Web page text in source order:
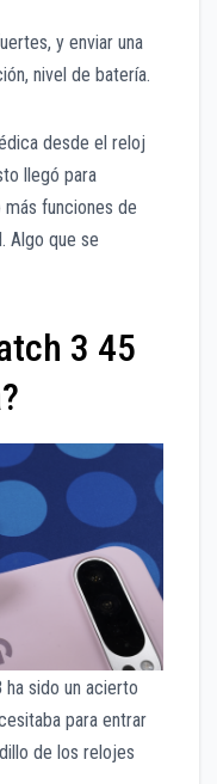
y enviar una
nivel de batería.
desde el reloj
llegó para
funciones de
Algo que se
3 45
ha sido un acierto
para entrar
de los relojes